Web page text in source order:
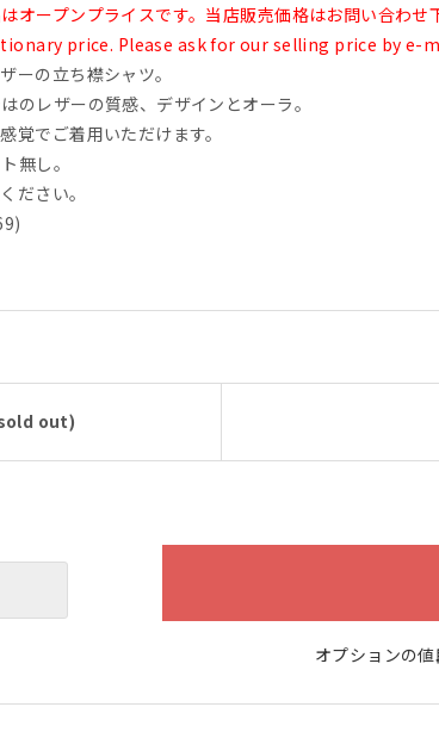
オープンプライスです。当店販売価格はお問い合わせ
price. Please ask for our selling price by e-
ーの立ち襟シャツ。
のレザーの質感、デザインとオーラ。
覚でご着用いただけます。
無し。
ださい。
out)
オプションの